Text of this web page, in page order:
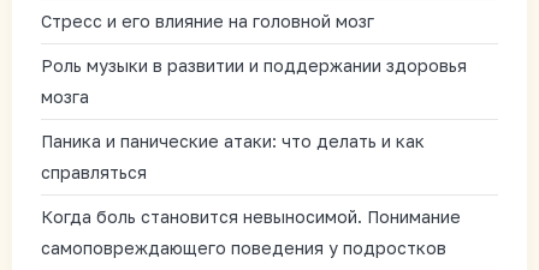
Стресс и его влияние на головной мозг
Роль музыки в развитии и поддержании здоровья
мозга
Паника и панические атаки: что делать и как
справляться
Когда боль становится невыносимой. Понимание
самоповреждающего поведения у подростков